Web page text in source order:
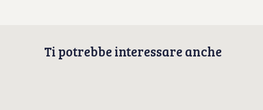
Ti potrebbe interessare anche